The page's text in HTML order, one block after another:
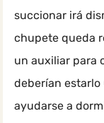
succionar irá
chupete queda
un auxiliar para
deberían estarlo
ayudarse a